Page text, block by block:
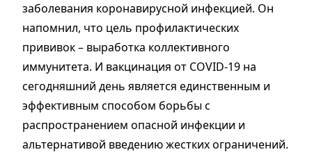
заболевания коронавирусной инфекцией. Он
напомнил, что цель профилактических
прививок – выработка коллективного
иммунитета. И вакцинация от COVID-19 на
сегодняшний день является единственным и
эффективным способом борьбы с
распространением опасной инфекции и
альтернативой введению жестких ограничений.